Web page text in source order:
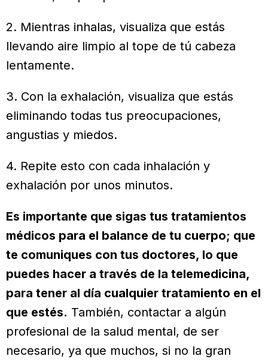
2. Mientras inhalas, visualiza que estás
llevando aire limpio al tope de tú cabeza
lentamente.
3. Con la exhalación, visualiza que estás
eliminando todas tus preocupaciones,
angustias y miedos.
4. Repite esto con cada inhalación y
exhalación por unos minutos.
Es importante que sigas tus tratamientos
médicos para el balance de tu cuerpo; que
te comuniques con tus doctores, lo que
puedes hacer a través de la telemedicina,
para tener al día cualquier tratamiento en el
que estés. También, contactar a algún
profesional de la salud mental, de ser
necesario, ya que muchos, si no la gran